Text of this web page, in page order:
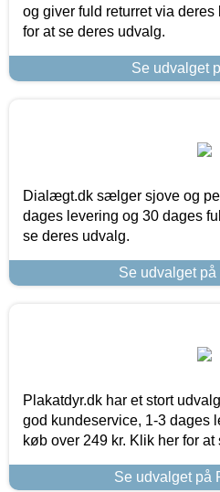
og giver fuld returret via
for at se deres udvalg.
Se udvalget
Dialægt.dk sælger sjove og
dages levering og 30 dages
se deres udvalg.
Se udvalget
Plakatdyr.dk har et stort
god kundeservice, 1-3 dages
køb over 249 kr. Klik her for
Se udvalget på